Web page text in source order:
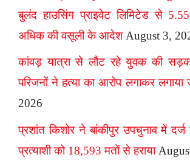
बुलंद हाउसिंग प्राइवेट लिमिटेड से
अधिक की वसूली के आदेश August 3,
कांवड़ यात्रा से लौट रहे युवक की
परिजनों ने हत्या का आरोप लगाकर लगाया
2026
प्रशांत किशोर ने बांकीपुर उपचुनाव में
प्रत्याशी को 18,593 मतों से हराया